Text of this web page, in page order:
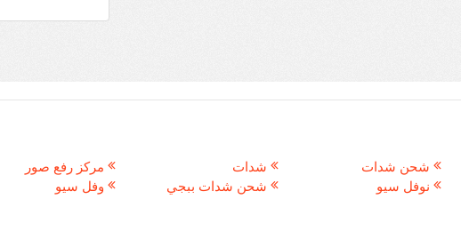
مركز رفع صور
وفل سيو
شدات
شحن شدات ببجي
شحن شدات
نوفل سيو